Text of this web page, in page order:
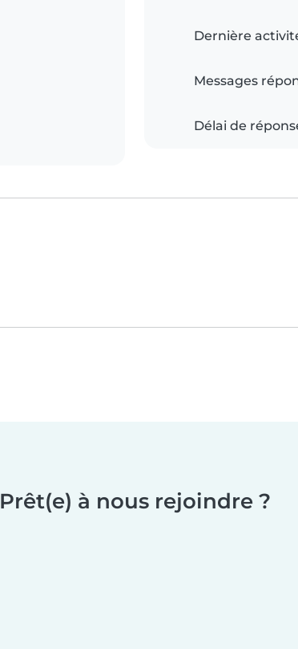
Dernière
Messages
Délai de
Prêt(e) à nous rejoindre ?